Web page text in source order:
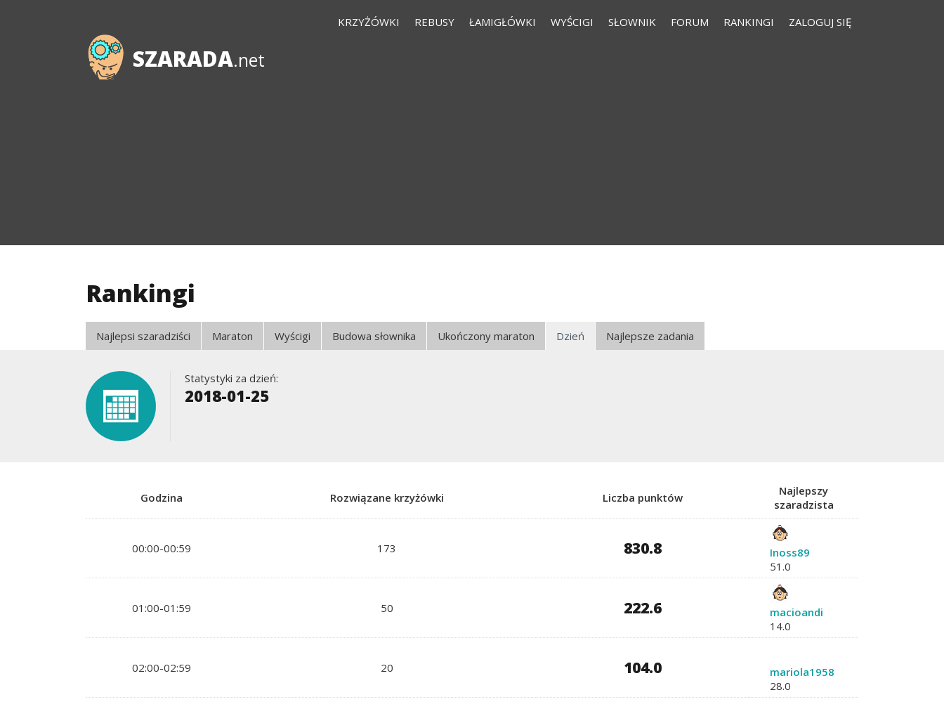
KRZYŻÓWKI REBUSY ŁAMIGŁÓWKI WYŚCIGI SŁOWNIK FORUM RANKINGI ZALOGUJ SIĘ
SZARADA.net
Rankingi
Najlepsi szaradziści Maraton Wyścigi Budowa słownika Ukończony maraton Dzień Najlepsze zadania
Statystyki za dzień:
2018-01-25
Godzina Rozwiązane krzyżówki Liczba punktów
Najlepszy
szaradzista
00:00-00:59 173 830.8
Inoss89
51.0
01:00-01:59 50 222.6
macioandi
14.0
02:00-02:59 20 104.0
mariola1958
28.0